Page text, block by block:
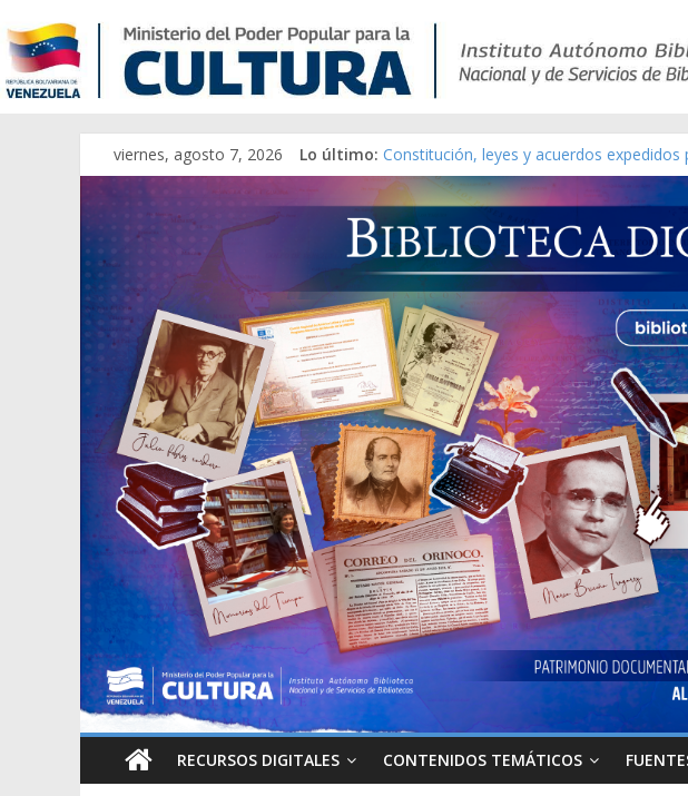
viernes, agosto 7, 2026 Lo último: Constitución, leyes y acuerdos
Una Parálisis [material gráfico]
Modesta Bor Sánchez [material gráfico]
Gaceta Oficial de la República de
Catálogo temático de obras de Modesta
RECURSOS DIGITALES CONTENIDOS TEMÁTICOS